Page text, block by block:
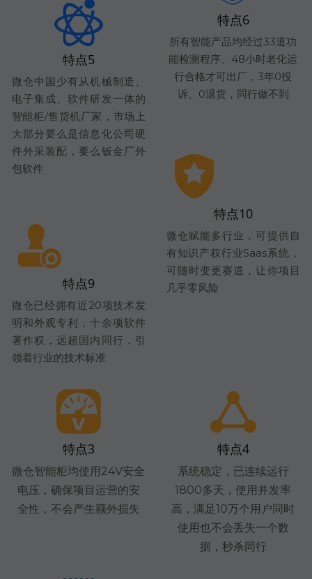
特点5
微仓中国少有从机械制造、
电子集成、软件研发一体的
智能柜/售货机厂家，市场上
大部分要么是信息化公司硬
件外采装配，要么钣金厂外
包软件
特点9
微仓已经拥有近20项技术发
明和外观专利，十余项软件
著作权，远超国内同行，引
领着行业的技术标准
特点6
所有智能产品均经过33道功
能检测程序、48小时老化运
行合格才可出厂，3年0投
诉、0退货，同行做不到
特点10
微仓赋能多行业，可提供自
有知识产权行业Saas系统，
可随时变更赛道，让你项目
几乎零风险
特点3
微仓智能柜均使用24V安全
电压，确保项目运营的安
全性，不会产生额外损失
特点4
系统稳定，已连续运行
1800多天，使用并发率
高，满足10万个用户同时
使用也不会丢失一个数
据，秒杀同行